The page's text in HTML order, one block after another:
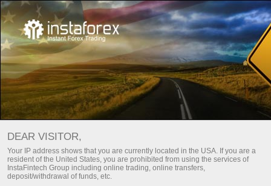
For Traders Dividend calculator
DIVIDEND CALCULATOR
DEAR VISITOR,
Your IP address shows that you are currently located in the USA. If you are a
resident of the United States, you are prohibited from using the services of
InstaFintech Group including online trading, online transfers,
deposit/withdrawal of funds, etc.